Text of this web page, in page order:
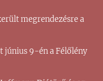
megrendezésre a
június 9-én a Félőlény